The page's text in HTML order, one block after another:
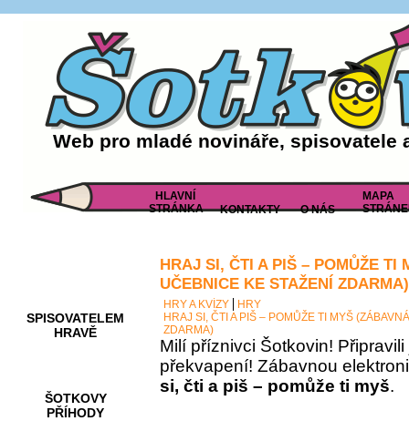
Web pro mladé novináře, spisovatele
HLAVNÍ
STRÁNKA
KONTAKTY O NÁS
MAPA
SPISOVATELEM
HRAVĚ
ŠOTKOVY
PŘÍHODY
HRAJ SI, ČTI A PIŠ – POMŮŽE TI
UČEBNICE KE STAŽENÍ ZDARMA)
HRY A KVÍZY
HRY
HRAJ SI, ČTI A PIŠ – POMŮŽE TI MYŠ
ZDARMA)
Milí příznivci Šotkovin!
překvapení! Zábavnou
si, čti a piš – pomůže ti myš.